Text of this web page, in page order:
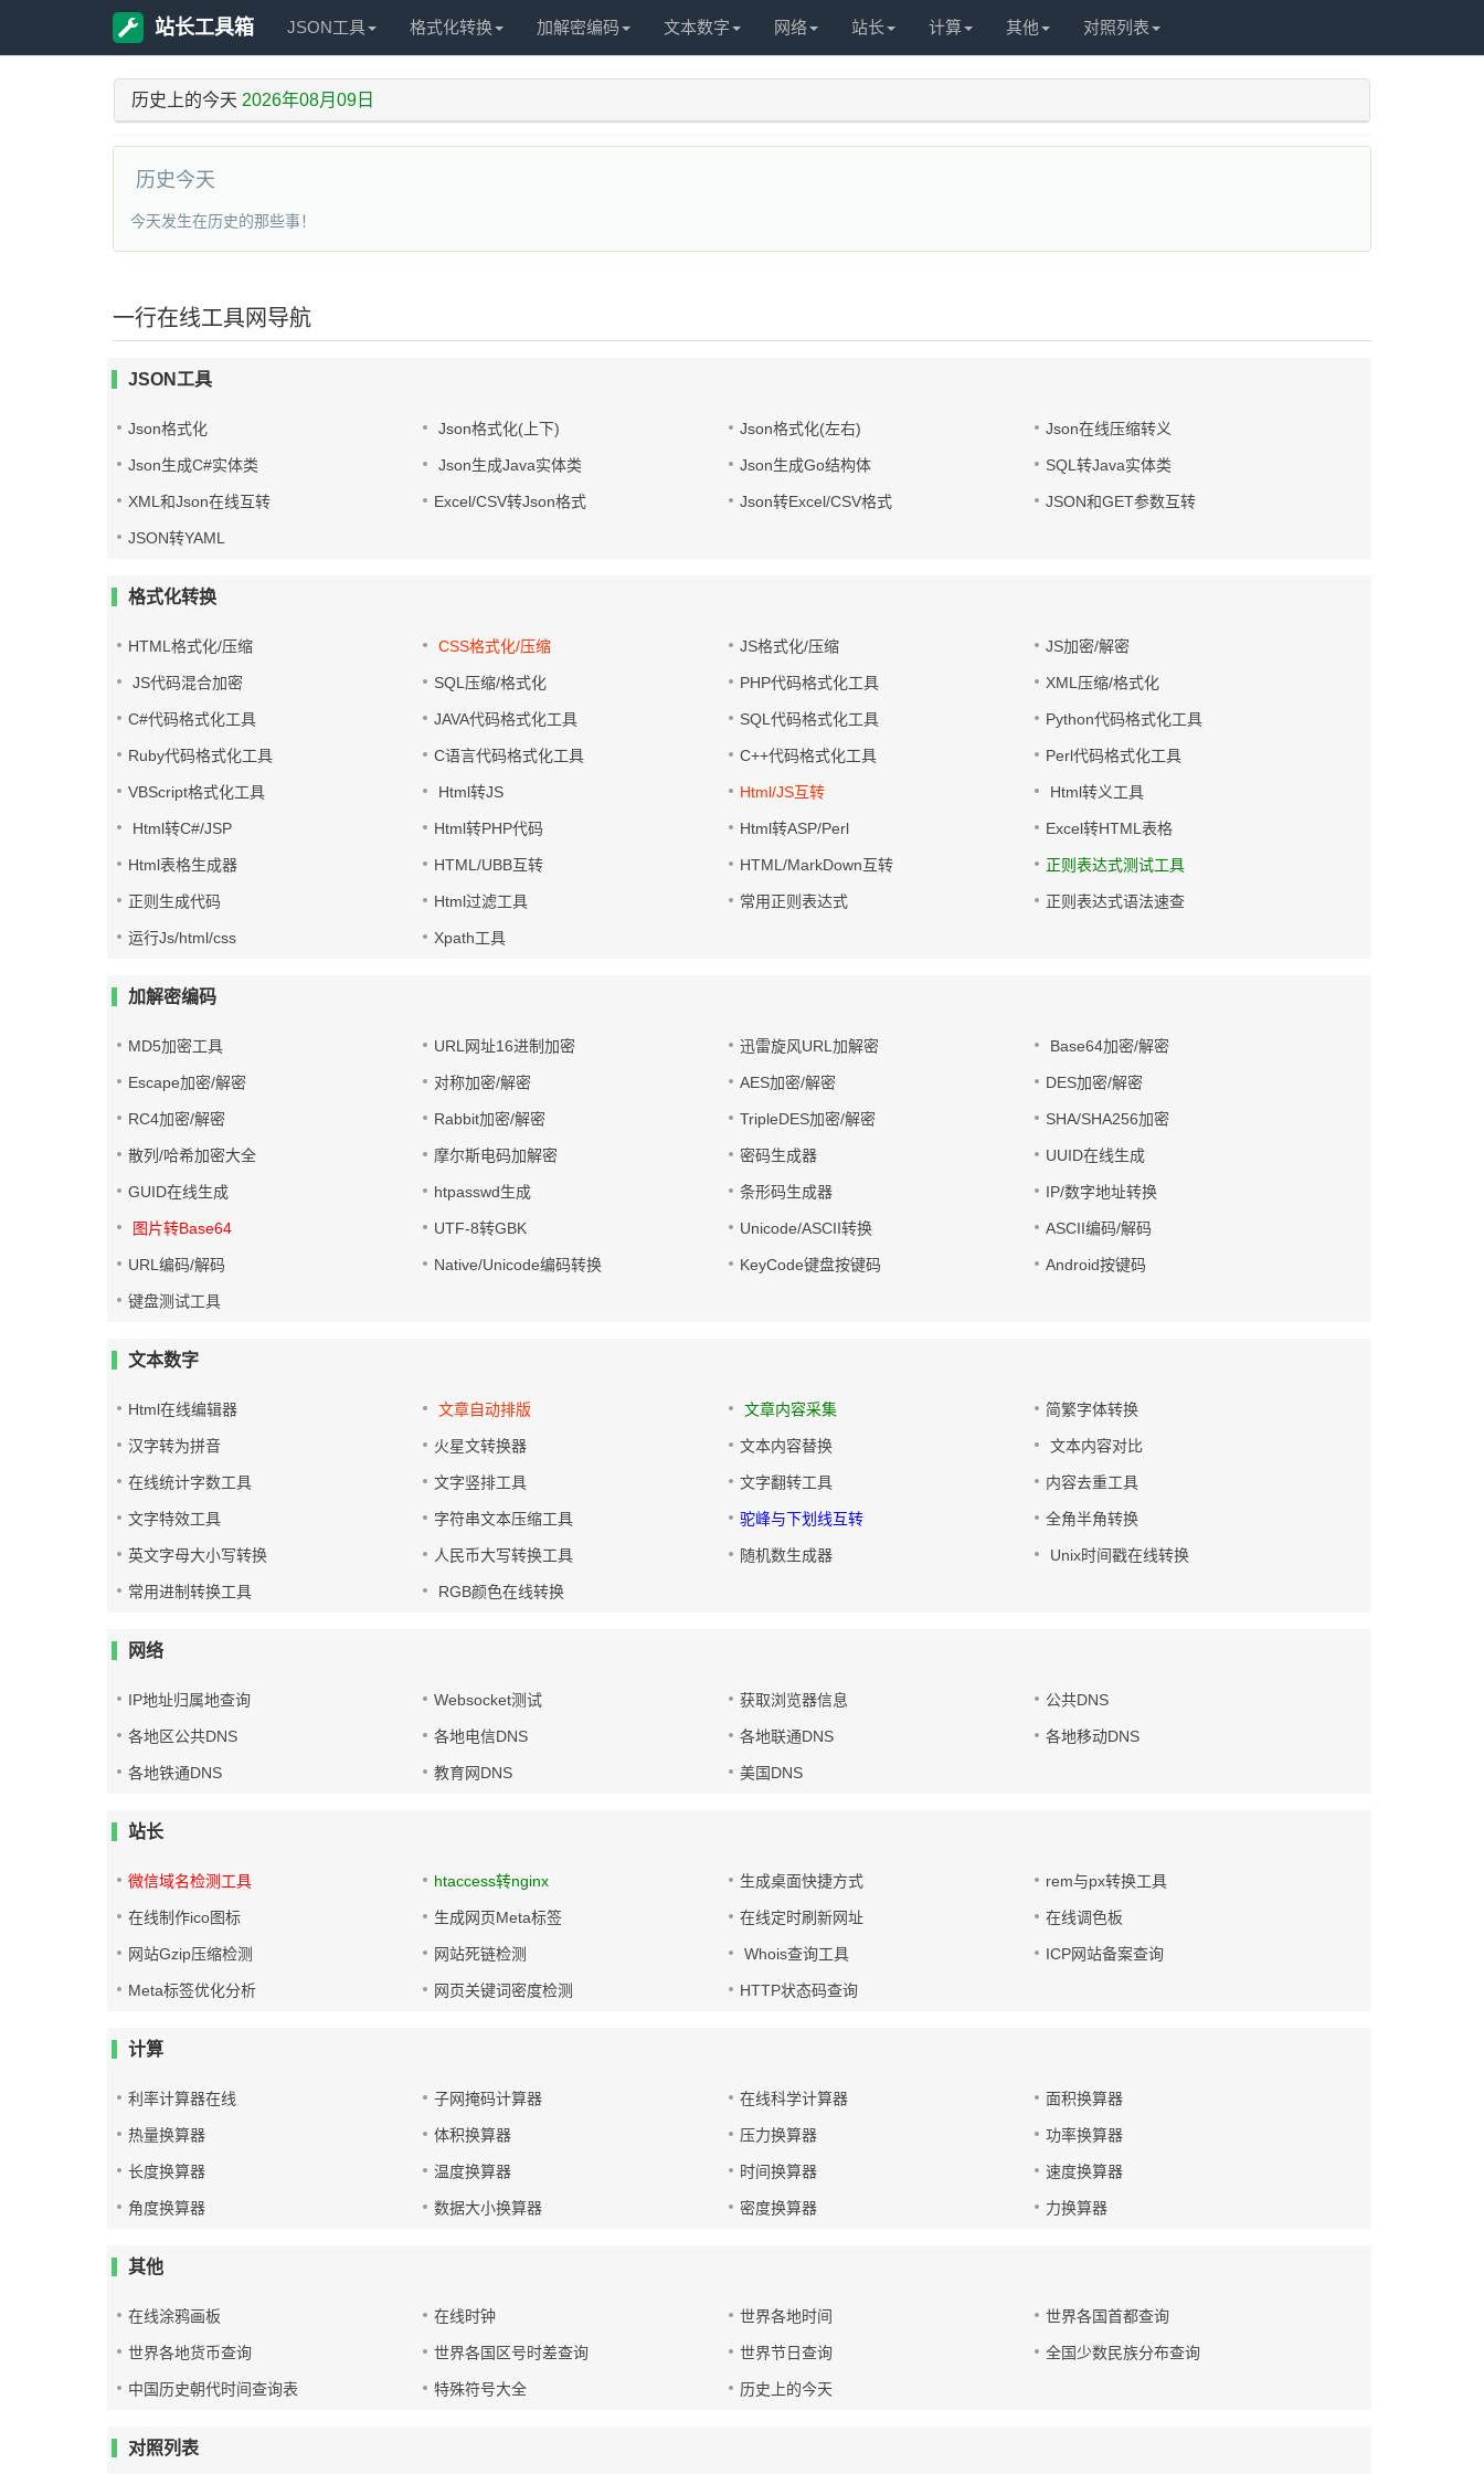
站长工具箱 JSON工具 格式化转换 加解密编码 文本数字 网络 站长 计算 其他 对照列表
历史上的今天 2026年08月09日
历史今天
今天发生在历史的那些事！
一行在线工具网导航
JSON工具
Json格式化 Json格式化(上下) Json格式化(左右) Json在线压缩转义
Json生成C#实体类 Json生成Java实体类 Json生成Go结构体 SQL转Java实体类
XML和Json在线互转 Excel/CSV转Json格式 Json转Excel/CSV格式 JSON和GET参数互转
JSON转YAML
格式化转换
HTML格式化/压缩 CSS格式化/压缩 JS格式化/压缩 JS加密/解密
JS代码混合加密 SQL压缩/格式化 PHP代码格式化工具 XML压缩/格式化
C#代码格式化工具 JAVA代码格式化工具 SQL代码格式化工具 Python代码格式化工具
Ruby代码格式化工具 C语言代码格式化工具 C++代码格式化工具 Perl代码格式化工具
VBScript格式化工具 Html转JS Html/JS互转 Html转义工具
Html转C#/JSP Html转PHP代码 Html转ASP/Perl Excel转HTML表格
Html表格生成器 HTML/UBB互转 HTML/MarkDown互转 正则表达式测试工具
正则生成代码 Html过滤工具 常用正则表达式 正则表达式语法速查
运行Js/html/css Xpath工具
加解密编码
MD5加密工具 URL网址16进制加密 迅雷旋风URL加解密 Base64加密/解密
Escape加密/解密 对称加密/解密 AES加密/解密 DES加密/解密
RC4加密/解密 Rabbit加密/解密 TripleDES加密/解密 SHA/SHA256加密
散列/哈希加密大全 摩尔斯电码加解密 密码生成器 UUID在线生成
GUID在线生成 htpasswd生成 条形码生成器 IP/数字地址转换
图片转Base64 UTF-8转GBK Unicode/ASCII转换 ASCII编码/解码
URL编码/解码 Native/Unicode编码转换 KeyCode键盘按键码 Android按键码
键盘测试工具
文本数字
Html在线编辑器 文章自动排版 文章内容采集 简繁字体转换
汉字转为拼音 火星文转换器 文本内容替换 文本内容对比
在线统计字数工具 文字竖排工具 文字翻转工具 内容去重工具
文字特效工具 字符串文本压缩工具 驼峰与下划线互转 全角半角转换
英文字母大小写转换 人民币大写转换工具 随机数生成器 Unix时间戳在线转换
常用进制转换工具 RGB颜色在线转换
网络
IP地址归属地查询 Websocket测试 获取浏览器信息 公共DNS
各地区公共DNS 各地电信DNS 各地联通DNS 各地移动DNS
各地铁通DNS 教育网DNS 美国DNS
站长
微信域名检测工具 htaccess转nginx 生成桌面快捷方式 rem与px转换工具
在线制作ico图标 生成网页Meta标签 在线定时刷新网址 在线调色板
网站Gzip压缩检测 网站死链检测 Whois查询工具 ICP网站备案查询
Meta标签优化分析 网页关键词密度检测 HTTP状态码查询
计算
利率计算器在线 子网掩码计算器 在线科学计算器 面积换算器
热量换算器 体积换算器 压力换算器 功率换算器
长度换算器 温度换算器 时间换算器 速度换算器
角度换算器 数据大小换算器 密度换算器 力换算器
其他
在线涂鸦画板 在线时钟 世界各地时间 世界各国首都查询
世界各地货币查询 世界各国区号时差查询 世界节日查询 全国少数民族分布查询
中国历史朝代时间查询表 特殊符号大全 历史上的今天
对照列表